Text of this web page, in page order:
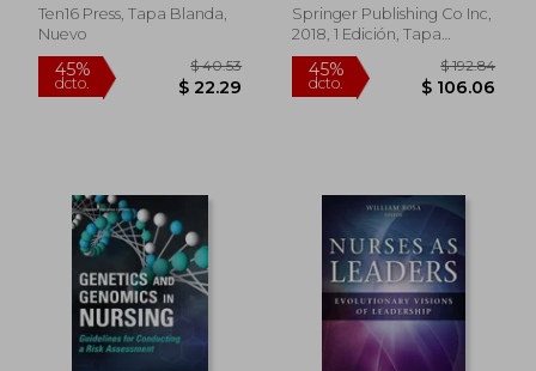
45%
dcto.
40%
dcto.
Ten16 Press, Tapa Blanda,
Nuevo
Springer Publishing Co Inc,
2018, 1 Edición, Tapa
Blanda, Nuevo